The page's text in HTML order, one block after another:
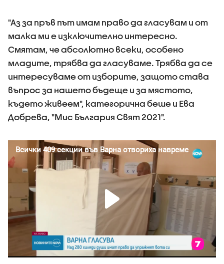
"Аз за пръв път имам право да гласувам и от
малка ми е изключително интересно.
Смятам, че абсолютно всеки, особено
младите, трябва да гласуваме. Трябва да се
интересуваме от изборите, защото става
въпрос за нашето бъдеще и за мястото,
където живеем", категорична беше и Ева
Добрева, "Мис България Свят 2021".